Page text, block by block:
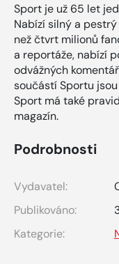
Sport je už 65 let
Nabízí silný a
než čtvrt milionů
a reportáže, nabízí
odvážných
součástí Sportu
Sport má také
magazín.
Podrobnosti
Vydavatel:
Publikováno:
Kategorie: